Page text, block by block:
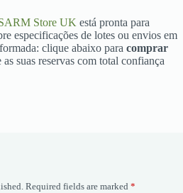
Store UK está pronta para
especificações de lotes ou envios em
clique abaixo para comprar
as suas reservas com total confiança
Required fields are marked *